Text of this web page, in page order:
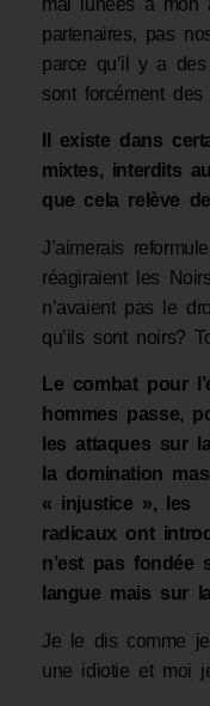
mal lunées à mon
partenaires, pas
parce qu’il y a
sont forcément des
Il existe dans
mixtes, interdits
que cela relève
J’aimerais
réagiraient les
n’avaient pas le
qu’ils sont noirs?
Le combat pour
hommes passe,
les attaques sur
la domination
« injustice », les
radicaux ont
n’est pas fondée
langue mais sur
Je le dis comme
une idiotie et moi